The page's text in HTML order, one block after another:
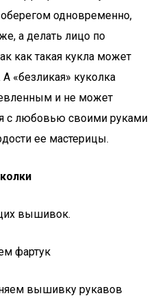
одновременно,
а делать лицо по
как такая кукла может
«безликая» куколка
и не может
с любовью своими руками
ее мастерицы.
вышивок.
фартук
вышивку рукавов